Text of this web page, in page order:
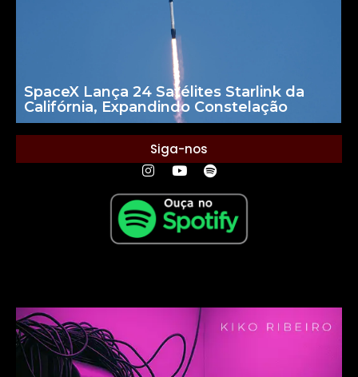
SpaceX Lança 24 Satélites Starlink da
Califórnia, Expandindo Constelação
Siga-nos